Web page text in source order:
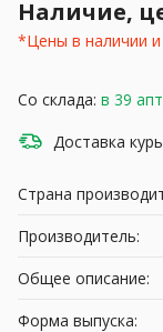
Наличие,
*Цены в наличии и
Со склада: в 39
Доставка
Страна
Производитель:
Общее описание:
Форма выпуска: